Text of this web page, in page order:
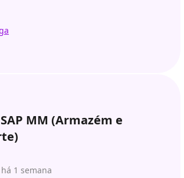
MM (Armazém e
1 semana